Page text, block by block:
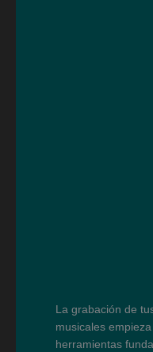
La grabación de
musicales
herramientas